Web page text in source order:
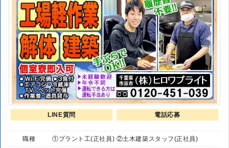
LINE質問 電話応募
職種 ①プラント工(正社員) ②土木建築スタッフ(正社員)